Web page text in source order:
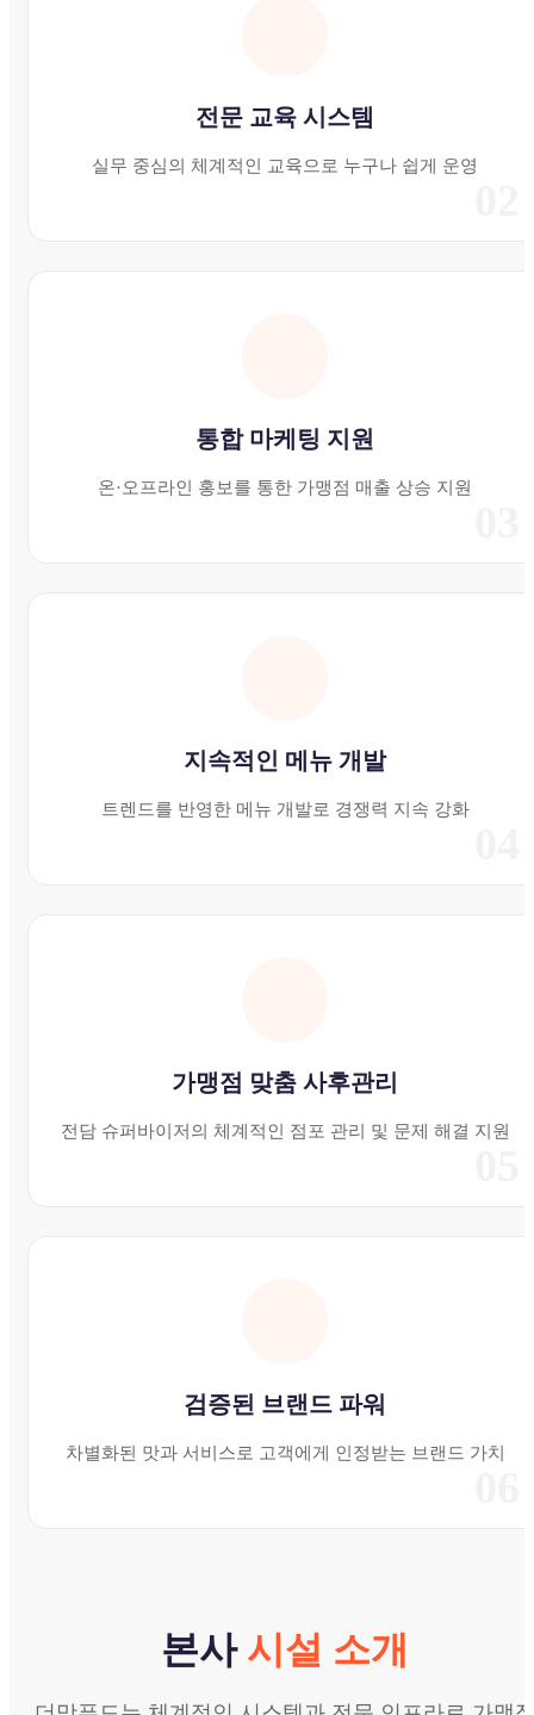
전문 교육 시스템
실무 중심의 체계적인 교육으로 누구나 쉽게 운영
통합 마케팅 지원
온·오프라인 홍보를 통한 가맹점 매출 상승 지원
지속적인 메뉴 개발
트렌드를 반영한 메뉴 개발로 경쟁력 지속 강화
가맹점 맞춤 사후관리
전담 슈퍼바이저의 체계적인 점포 관리 및 문제 해결 지원
검증된 브랜드 파워
차별화된 맛과 서비스로 고객에게 인정받는 브랜드 가치
본사 시설 소개